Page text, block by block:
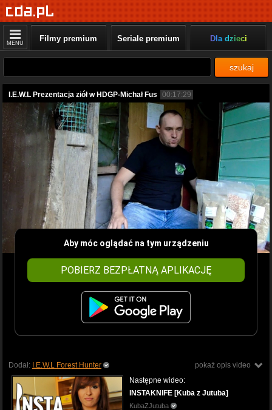
MENU Filmy premium Seriale premium Dla dzieci
szukaj
I.E.W.L Prezentacja ziół w HDGP-Michał Fus 00:17:29
Aby móc oglądać na tym urządzeniu
POBIERZ BEZPŁATNĄ APLIKACJĘ
pokaż opis video
Dodał: I.E.W.L Forest Hunter
Następne wideo:
INSTAKNIFE [Kuba z Jutuba]
KubaZJutuba